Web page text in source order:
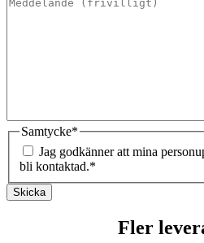
Samtycke*
Jag godkänner att mina
bli kontaktad.*
Skicka
Fler